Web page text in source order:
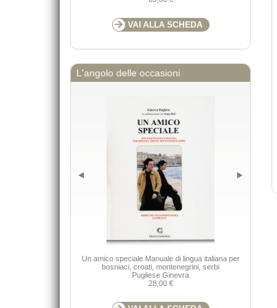
VAI ALLA SCHEDA
L'angolo delle occasioni
Un amico speciale.Manuale di lingua italiana per
bosniaci, croati, montenegrini, serbi
Pugliese Ginevra
28,00 €